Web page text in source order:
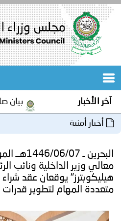
الرئيسية
المكاتب
المجلس
مؤتمرات
و
جهود
آخر الأخبار بيان صادر
أخبار أمنية
معالي وزير الداخلية ونائب
هيليكوبترز" يوقعان عقد شراء
متعددة المهام لتطوير